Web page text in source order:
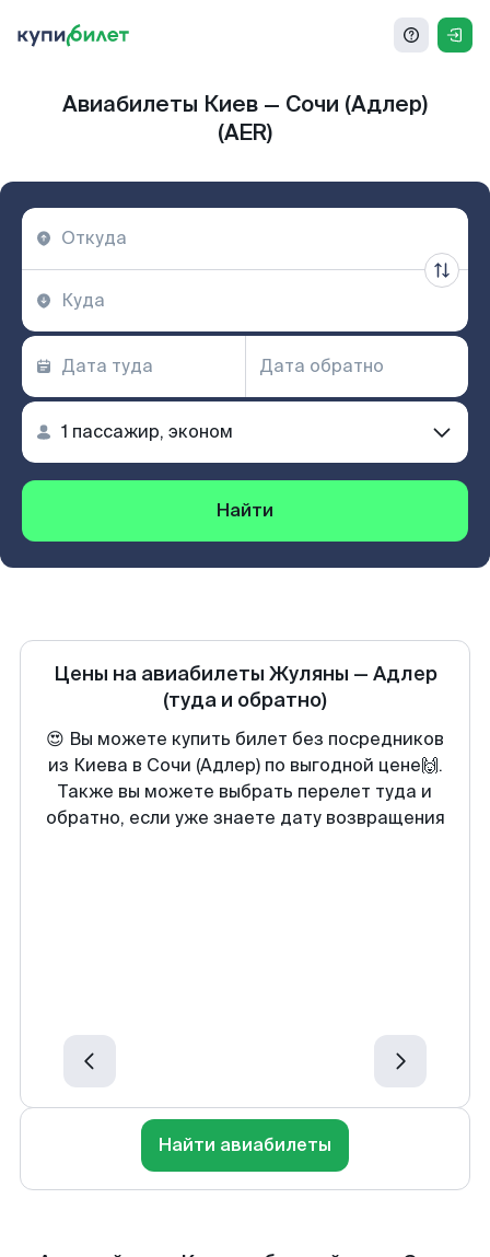
Авиабилеты Киев — Сочи (Адлер)
(AER)
Найти
Цены на авиабилеты Жуляны — Адлер
(туда и обратно)
😍 Вы можете купить билет без посредников
из Киева в Сочи (Адлер) по выгодной цене🙌.
Также вы можете выбрать перелет туда и
обратно, если уже знаете дату возвращения
Найти авиабилеты